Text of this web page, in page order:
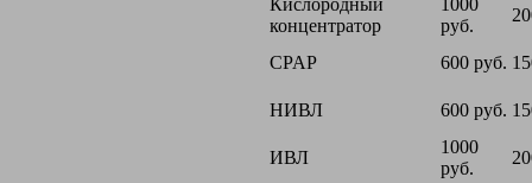
Кислородный
концентратор
1000
руб.
CPAP 600 руб.
НИВЛ 600 руб.
ИВЛ
1000
руб.